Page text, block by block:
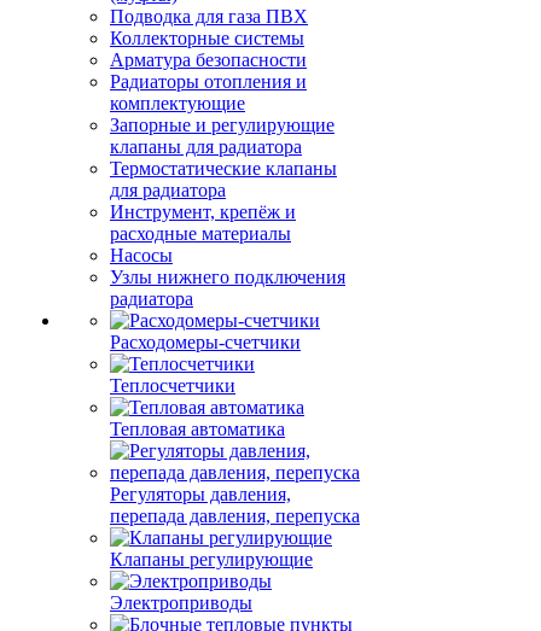
Подводка для газа ПВХ
Коллекторные системы
Арматура безопасности
Радиаторы отопления и
комплектующие
Запорные и регулирующие
клапаны для радиатора
Термостатические клапаны
для радиатора
Инструмент, крепёж и
расходные материалы
Насосы
Узлы нижнего подключения
радиатора
Расходомеры-счетчики
Теплосчетчики
Тепловая автоматика
Регуляторы давления,
перепада давления, перепуска
Клапаны регулирующие
Электроприводы